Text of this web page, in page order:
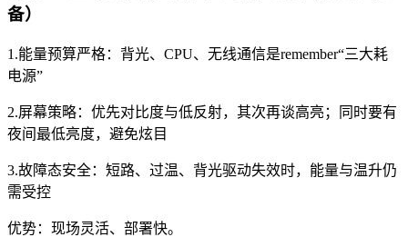
备）
1.能量预算严格：背光、CPU、无线通信是remember“三大耗
电源”
2.屏幕策略：优先对比度与低反射，其次再谈高亮；同时要有
夜间最低亮度，避免炫目
3.故障态安全：短路、过温、背光驱动失效时，能量与温升仍
需受控
优势：现场灵活、部署快。